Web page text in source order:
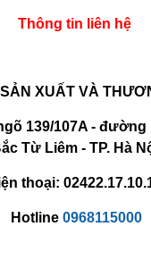
Thông tin liên hệ
XUẤT VÀ
139/107A - đường
Từ Liêm - TP. Hà
thoại:
Hotline0968115000